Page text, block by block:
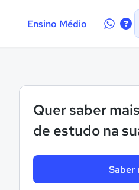
Ensino Médio
Quer saber
de estudo na
Saber